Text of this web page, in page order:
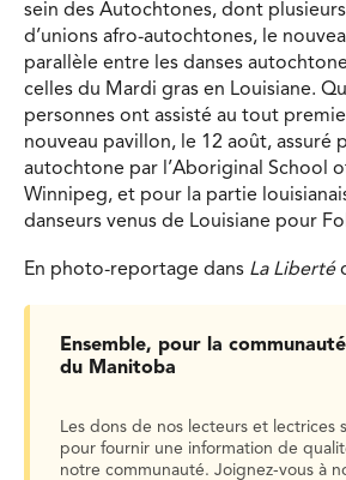
sein des Autochtones, dont
d’unions afro-autochtones, le
parallèle entre les danses
celles du Mardi gras en Louisiane.
personnes ont assisté au tout
nouveau pavillon, le 12 août, assuré
autochtone par l’Aboriginal School
Winnipeg, et pour la partie
danseurs venus de Louisiane pour
En photo-reportage dans La Liberté
Ensemble, pour la
du Manitoba
Les dons de nos lecteurs et lectrices
pour fournir une information de
notre communauté. Joignez-vous à